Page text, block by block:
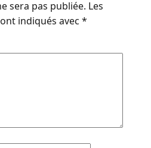
sera pas publiée. Les
indiqués avec *